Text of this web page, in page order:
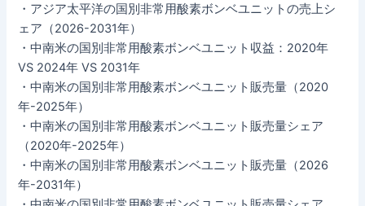
・アジア太平洋の国別非常用酸素ボンベユニットの売上シ
ェア（2026-2031年）
・中南米の国別非常用酸素ボンベユニット収益：2020年
VS 2024年 VS 2031年
・中南米の国別非常用酸素ボンベユニット販売量（2020
年-2025年）
・中南米の国別非常用酸素ボンベユニット販売量シェア
（2020年-2025年）
・中南米の国別非常用酸素ボンベユニット販売量（2026
年-2031年）